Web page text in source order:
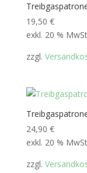
19,50 €
exkl. 20 %
zzgl.
24,90 €
exkl. 20 %
zzgl.